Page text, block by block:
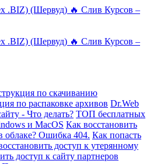
по скачиванию
по распаковке архивов Dr.Web
- Что делать? ТОП бесплатных
и MacOS Как восстановить
облаке? Ошибка 404. Как попасть
доступ к утерянному
доступ к сайту партнеров